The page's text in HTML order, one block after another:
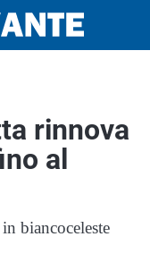
rinnova
al
biancoceleste